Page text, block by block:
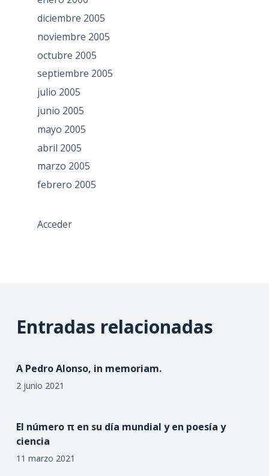
diciembre 2005
noviembre 2005
octubre 2005
septiembre 2005
julio 2005
junio 2005
mayo 2005
abril 2005
marzo 2005
febrero 2005
Acceder
Entradas relacionadas
A Pedro Alonso, in memoriam.
2 junio 2021
El número π en su día mundial y en poesía y
ciencia
11 marzo 2021